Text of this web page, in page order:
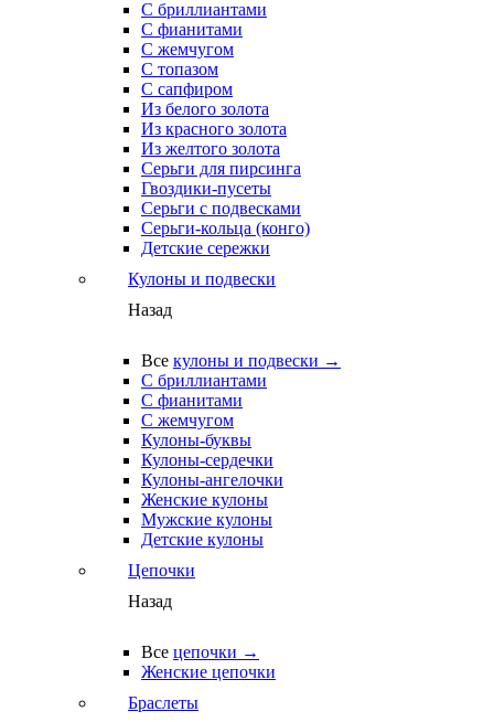
С бриллиантами
С фианитами
С жемчугом
С топазом
С сапфиром
Из белого золота
Из красного золота
Из желтого золота
Серьги для пирсинга
Гвоздики-пусеты
Серьги с подвесками
Серьги-кольца (конго)
Детские сережки
Кулоны и подвески
Назад
Все кулоны и подвески →
С бриллиантами
С фианитами
С жемчугом
Кулоны-буквы
Кулоны-сердечки
Кулоны-ангелочки
Женские кулоны
Мужские кулоны
Детские кулоны
Цепочки
Назад
Все цепочки →
Женские цепочки
Браслеты